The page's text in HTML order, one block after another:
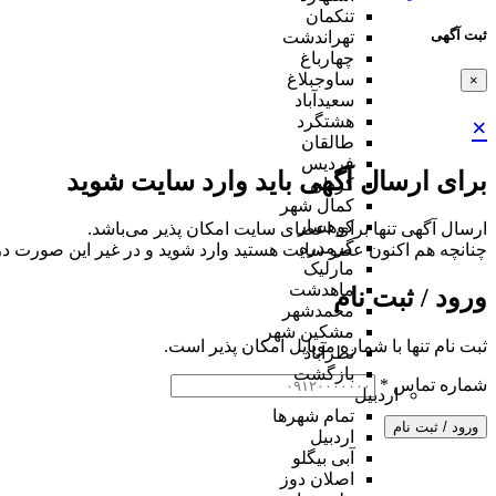
ثبت آگهی
×
×
برای ارسال آگهی باید وارد سایت شوید
ارسال آگهی تنها برای اعضای سایت امکان پذیر می‌باشد.
چنانچه هم‌ اکنون عضو سایت هستید وارد شوید و در غیر این صورت
ورود / ثبت نام
ثبت نام تنها با شماره موبایل امکان پذیر است.
شماره تماس *
ورود / ثبت نام
تنکمان
تهراندشت
چهارباغ
ساوجبلاغ
سعیدآباد
هشتگرد
طالقان
فردیس
کردان
کمال شهر
کوهسار
گرمدره
مارلیک
ماهدشت
محمدشهر
مشکین شهر
نظرآباد
بازگشت
اردبیل
تمام شهر‌ها
اردبیل
آبی بیگلو
اصلان دوز